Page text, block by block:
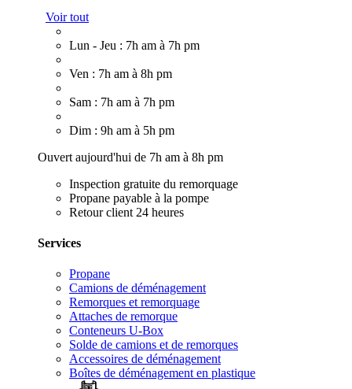
Voir tout
Lun - Jeu : 7h am à 7h pm
Ven : 7h am à 8h pm
Sam : 7h am à 7h pm
Dim : 9h am à 5h pm
Ouvert aujourd'hui de 7h am à 8h pm
Inspection gratuite du remorquage
Propane payable à la pompe
Retour client 24 heures
Services
Propane
Camions de déménagement
Remorques et remorquage
Attaches de remorque
Conteneurs U-Box
Solde de camions et de remorques
Accessoires de déménagement
Boîtes de déménagement en plastique